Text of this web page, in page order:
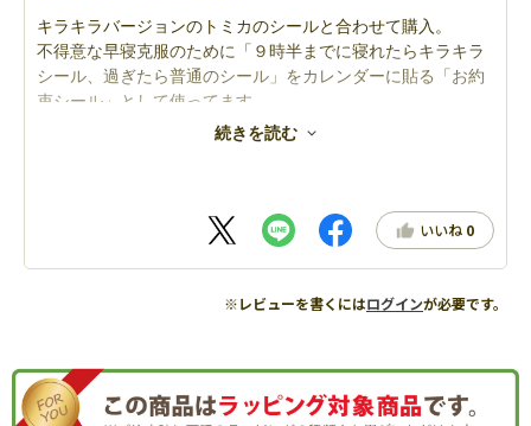
キラキラバージョンのトミカのシールと合わせて購入。
不得意な早寝克服のために「９時半までに寝れたらキラキラ
シール、過ぎたら普通のシール」をカレンダーに貼る「お約
束シール」として使ってます。
毎日キラキラシールを貼るために早寝がんばり効果が出てお
続きを読む
いいね 0
※レビューを書くにはログインが必要です。